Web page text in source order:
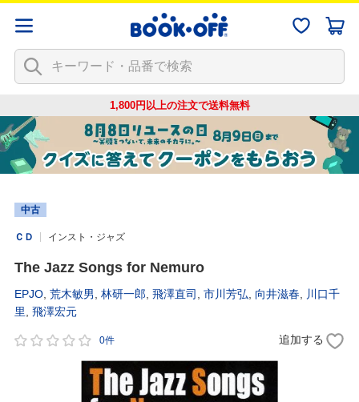
1,800円以上の注文で送料無料
中古
ＣＤ インスト・ジャズ
The Jazz Songs for Nemuro
EPJO 荒木敏男 林研一郎 飛澤直司 市川芳弘 向井滋春
川口千
里
飛澤宏元
0件 追加する